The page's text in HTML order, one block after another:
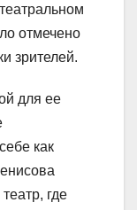
отмечено
зрителей.
для ее
как
где